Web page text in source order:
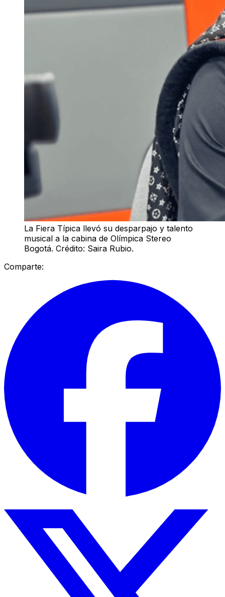
La Fiera Típica llevó su desparpajo y talento
musical a la cabina de Olímpica Stereo
Bogotá. Crédito: Saira Rubio.
Comparte: